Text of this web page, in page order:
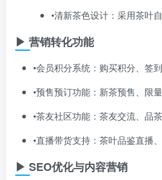
•清新茶色设计：采用茶叶
▶ 营销转化功能
•会员积分系统：购买积分、签
•预售预订功能：新茶预售、限
•茶友社区功能：茶友交流、品
•直播带货支持：茶叶品鉴直播
▶ SEO优化与内容营销